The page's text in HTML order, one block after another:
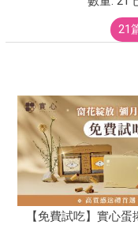
21
【免費試吃】實心